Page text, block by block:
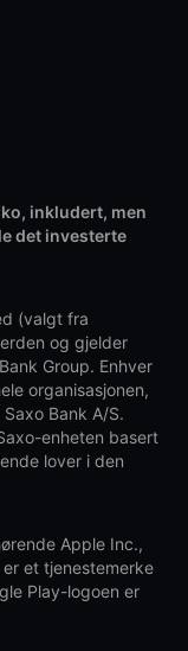
inkludert, men
det investerte
(valgt fra
og gjelder
Group. Enhver
organisasjonen,
Bank A/S.
enheten basert
lover i den
Apple Inc.,
et tjenestemerke
Play-logoen er